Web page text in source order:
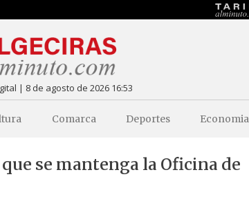
| 8 de agosto de 2026 16:53
Comarca Deportes Economia
se mantenga la Oficina de